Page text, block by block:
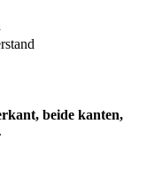
beide kanten,
.